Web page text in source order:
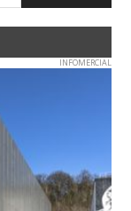
INFOMERCIAL